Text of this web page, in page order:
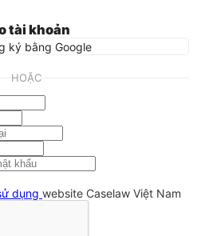
tài khoản
ký bằng Google
HOẶC
dụng website Caselaw Việt Nam